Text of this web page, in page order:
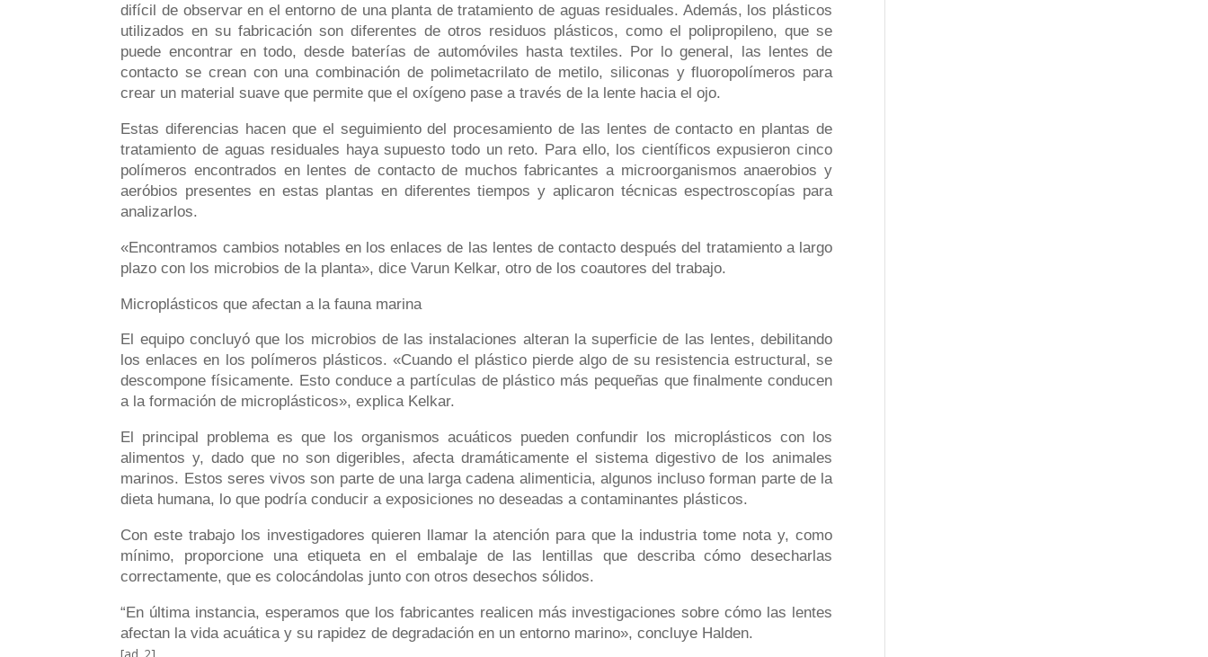
difícil de observar en el entorno de una planta de tratamiento de aguas residuales. Además, los plásticos
utilizados en su fabricación son diferentes de otros residuos plásticos, como el polipropileno, que se
puede encontrar en todo, desde baterías de automóviles hasta textiles. Por lo general, las lentes de
contacto se crean con una combinación de polimetacrilato de metilo, siliconas y fluoropolímeros para
crear un material suave que permite que el oxígeno pase a través de la lente hacia el ojo.
Estas diferencias hacen que el seguimiento del procesamiento de las lentes de contacto en plantas de
tratamiento de aguas residuales haya supuesto todo un reto. Para ello, los científicos expusieron cinco
polímeros encontrados en lentes de contacto de muchos fabricantes a microorganismos anaerobios y
aeróbios presentes en estas plantas en diferentes tiempos y aplicaron técnicas espectroscopías para
analizarlos.
«Encontramos cambios notables en los enlaces de las lentes de contacto después del tratamiento a largo
plazo con los microbios de la planta», dice Varun Kelkar, otro de los coautores del trabajo.
Microplásticos que afectan a la fauna marina
El equipo concluyó que los microbios de las instalaciones alteran la superficie de las lentes, debilitando
los enlaces en los polímeros plásticos. «Cuando el plástico pierde algo de su resistencia estructural, se
descompone físicamente. Esto conduce a partículas de plástico más pequeñas que finalmente conducen
a la formación de microplásticos», explica Kelkar.
El principal problema es que los organismos acuáticos pueden confundir los microplásticos con los
alimentos y, dado que no son digeribles, afecta dramáticamente el sistema digestivo de los animales
marinos. Estos seres vivos son parte de una larga cadena alimenticia, algunos incluso forman parte de la
dieta humana, lo que podría conducir a exposiciones no deseadas a contaminantes plásticos.
Con este trabajo los investigadores quieren llamar la atención para que la industria tome nota y, como
mínimo, proporcione una etiqueta en el embalaje de las lentillas que describa cómo desecharlas
correctamente, que es colocándolas junto con otros desechos sólidos.
“En última instancia, esperamos que los fabricantes realicen más investigaciones sobre cómo las lentes
afectan la vida acuática y su rapidez de degradación en un entorno marino», concluye Halden.